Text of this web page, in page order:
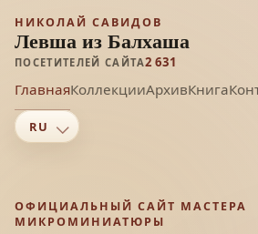
НИКОЛАЙ САВИДОВ
Левша из Балхаша
ПОСЕТИТЕЛЕЙ САЙТА2 631
ГлавнаяКоллекцииАрхивКнига
ОФИЦИАЛЬНЫЙ САЙТ МАСТЕРА
МИКРОМИНИАТЮРЫ